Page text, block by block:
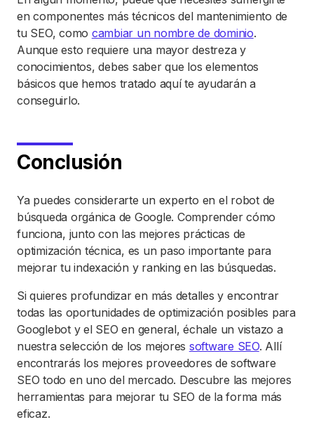
en componentes más técnicos del mantenimiento de
tu SEO, como cambiar un nombre de dominio.
Aunque esto requiere una mayor destreza y
conocimientos, debes saber que los elementos
básicos que hemos tratado aquí te ayudarán a
conseguirlo.
Conclusión
Ya puedes considerarte un experto en el robot de
búsqueda orgánica de Google. Comprender cómo
funciona, junto con las mejores prácticas de
optimización técnica, es un paso importante para
mejorar tu indexación y ranking en las búsquedas.
Si quieres profundizar en más detalles y encontrar
todas las oportunidades de optimización posibles para
Googlebot y el SEO en general, échale un vistazo a
nuestra selección de los mejores software SEO. Allí
encontrarás los mejores proveedores de software
SEO todo en uno del mercado. Descubre las mejores
herramientas para mejorar tu SEO de la forma más
eficaz.